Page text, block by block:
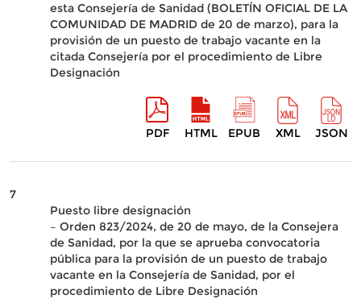
esta Consejería de Sanidad (BOLETÍN OFICIAL DE LA
COMUNIDAD DE MADRID de 20 de marzo), para la
provisión de un puesto de trabajo vacante en la
citada Consejería por el procedimiento de Libre
Designación
PDF HTML EPUB XML JSON
7
Puesto libre designación
– Orden 823/2024, de 20 de mayo, de la Consejera
de Sanidad, por la que se aprueba convocatoria
pública para la provisión de un puesto de trabajo
vacante en la Consejería de Sanidad, por el
procedimiento de Libre Designación